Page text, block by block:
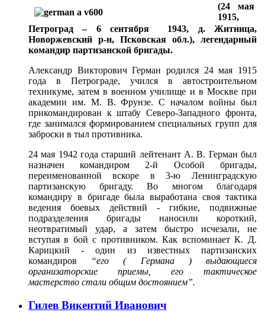
(24 мая
1915,
Петроград – 6 сентября 1943, д. Житница,
Новоржевский р-н, Псковская обл.), легендарный
командир партизанской бригады.
Александр Викторович Герман родился 24 мая 1915
года в Петрограде, учился в автостроительном
техникуме, затем в военном училище и в Москве при
академии им. М. В. Фрунзе. С началом войны был
прикомандирован к штабу Северо-Западного фронта,
где занимался формированием специальных групп для
заброски в тыл противника.
24 мая 1942 года старший лейтенант А. В. Герман был
назначен командиром 2-й Особой бригады,
переименованной вскоре в 3-ю Ленинградскую
партизанскую бригаду. Во многом благодаря
командиру в бригаде была выработана своя тактика
ведения боевых действий - гибкие, подвижные
подразделения бригады наносили короткий,
неотвратимый удар, а затем быстро исчезали, не
вступая в бой с противником. Как вспоминает К. Д.
Карицкий - один из известных партизанских
командиров
“его ( Германа ) выдающиеся
организаторские приемы, его тактическое
мастерство стали общим достоянием”.
Гилев Викентий Иванович